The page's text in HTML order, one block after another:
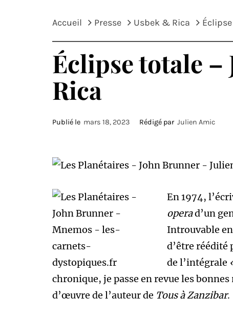
Accueil Presse Usbek & Rica
Éclipse totale
Rica
Publié le mars 18, 2023 Rédigé par Julien Amic
En 1974,
operad’un
Introuvable
d’être réédité
de l’intégrale
chronique, je passe en revue les
d’œuvre de l’auteur de Tous à Zanzibar.